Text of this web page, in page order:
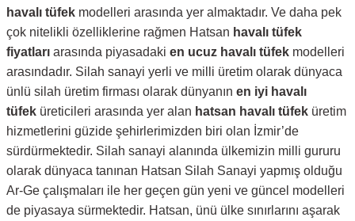
havalı tüfek modelleri arasında yer almaktadır. Ve daha pek
çok nitelikli özelliklerine rağmen Hatsan havalı tüfek
fiyatları arasında piyasadaki en ucuz havalı tüfek modelleri
arasındadır. Silah sanayi yerli ve milli üretim olarak dünyaca
ünlü silah üretim firması olarak dünyanın en iyi havalı
tüfek üreticileri arasında yer alan hatsan havalı tüfek üretim
hizmetlerini güzide şehirlerimizden biri olan İzmir’de
sürdürmektedir. Silah sanayi alanında ülkemizin milli gururu
olarak dünyaca tanınan Hatsan Silah Sanayi yapmış olduğu
Ar-Ge çalışmaları ile her geçen gün yeni ve güncel modelleri
de piyasaya sürmektedir. Hatsan, ünü ülke sınırlarını aşarak